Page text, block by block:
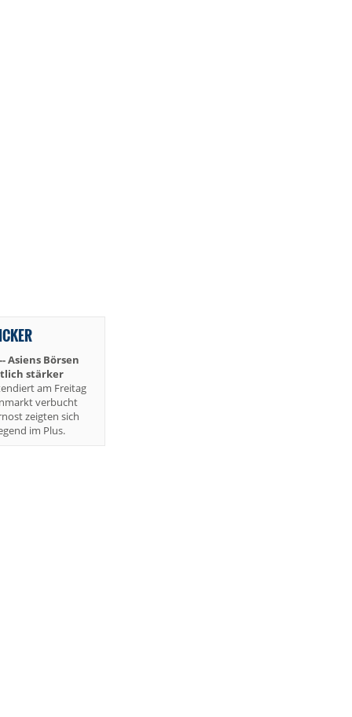
Asiens Börsen
stärker
am Freitag
verbucht
zeigten sich
im Plus.